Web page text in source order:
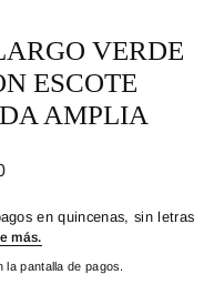
VERDE
ESCOTE
AMPLIA
la pantalla de pagos.